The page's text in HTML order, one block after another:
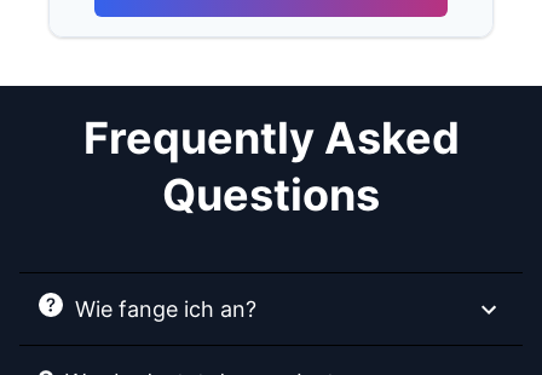
Frequently Asked
Questions
Wie fange ich an?